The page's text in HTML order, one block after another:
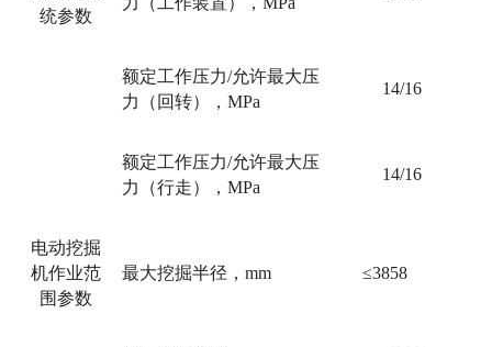
统参数
额定工作压力/允许最大压
力（回转），MPa
14/16
额定工作压力/允许最大压
力（行走），MPa
14/16
电动挖掘
机作业范
围参数
最大挖掘半径， mm ≤3858